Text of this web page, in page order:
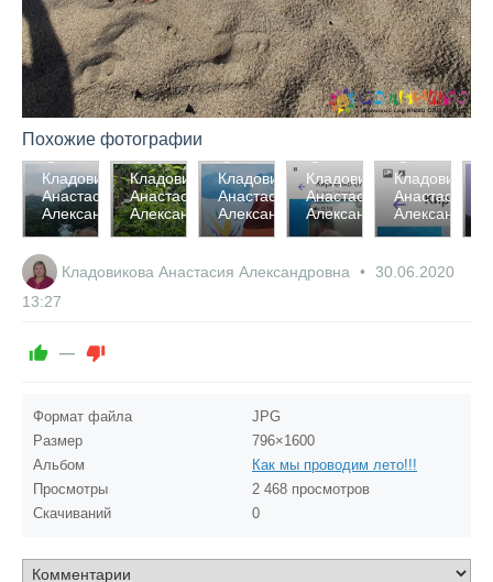
Похожие фотографии
2516
0
0
Кладовикова
Анастасия
Александровна
2600
0
0
Кладовикова
Анастасия
Александровна
1884
0
0
Кладовикова
Анастасия
Александровна
2586
0
0
Кладовикова
Анастасия
Александровна
2580
0
0
Кладовикова
Анастасия
Кладовикова Анастасия Александровна
30.06.2020
13:27
—
Формат файла
JPG
Размер
796×1600
Альбом
Как мы проводим лето!!!
Просмотры
2 468 просмотров
Скачиваний
0